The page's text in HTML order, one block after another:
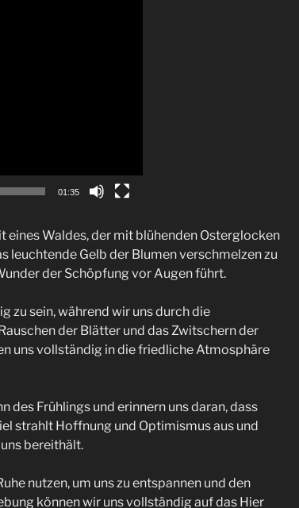
01:35
eines Waldes,der mit blühenden Osterglocken
leuchtende Gelb der Blumen verschmelzen zu
der Schöpfung vor Augen führt.
zu sein, während wir uns durch die
der Blätter und das Zwitschern der
uns vollständig in die friedliche Atmosphäre
des Frühlings und erinnern uns daran, dass
strahlt Hoffnung und Optimismus aus und
bereithält.
nutzen, um uns zu entspannen und den
können wir uns vollständig auf das Hier